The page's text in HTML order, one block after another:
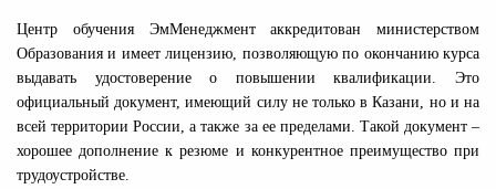
Центр обучения ЭмМенеджмент аккредитован министерством
Образования и имеет лицензию, позволяющую по окончанию курса
выдавать удостоверение о повышении квалификации. Это
официальный документ, имеющий силу не только в Казани, но и на
всей территории России, а также за ее пределами. Такой документ –
хорошее дополнение к резюме и конкурентное преимущество при
трудоустройстве.